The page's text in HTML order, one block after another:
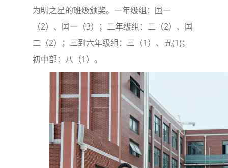
为明之星的班级颁奖。一年级组：国一
（2）、国一（3）；二年级组：二（2）、国
二（2）；三到六年级组：三（1）、五(1)；
初中部：八（1）。